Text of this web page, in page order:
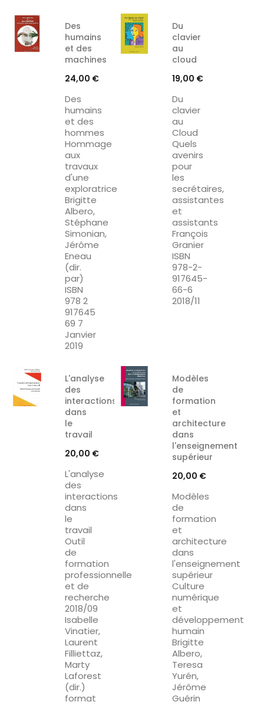
Des
humains
et des
machines
Prix
24,00 €
Des
humains
et des
hommes
Hommage
aux
travaux
d'une
exploratrice
Brigitte
Albero,
Stéphane
Simonian,
Jérôme
Eneau
(dir.
par)
ISBN
978 2
917645
69 7
Janvier
2019
Du
clavier
au
cloud
Prix
19,00 €
Du
clavier
au
Cloud
Quels
avenirs
pour
les
secrétaires,
assistantes
et
assistants
François
Granier
ISBN
978-2-
917645-
66-6
2018/11
L'analyse
des
interactions
dans
le
travail
Prix
20,00 €
L'analyse
des
interactions
dans
le
travail
Outil
de
formation
professionnelle
et de
recherche
2018/09
Isabelle
Vinatier,
Laurent
Filliettaz,
Marty
Laforest
(dir.)
format
Modèles
de
formation
et
architecture
dans
l'enseignement
supérieur
Prix
20,00 €
Modèles
de
formation
et
architecture
dans
l'enseignement
supérieur
Culture
numérique
et
développement
humain
Brigitte
Albero,
Teresa
Yurén,
Jérôme
Guérin